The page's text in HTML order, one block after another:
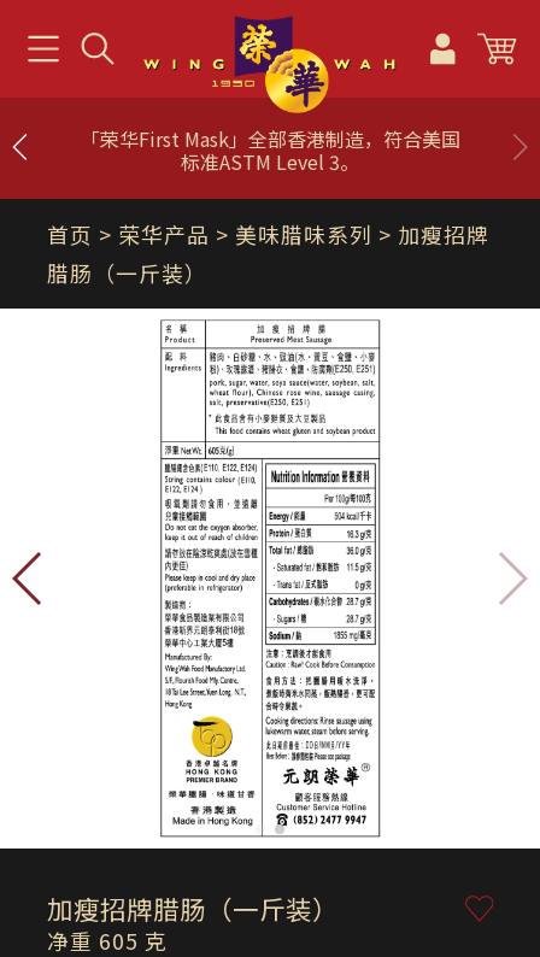
「荣华First Mask」全部香港制造，符合美国
标准ASTM Level 3。
首页 > 荣华产品 > 美味腊味系列 > 加瘦招牌
腊肠（一斤装）
加瘦招牌腊肠（一斤装）
净重 605 克